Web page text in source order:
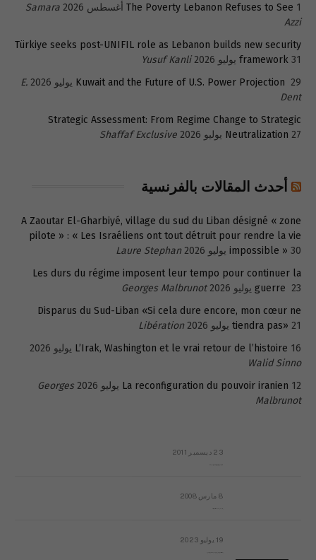
The Poverty Lebanon Refuses to See 1 أغسطس 2026
Samara
Azzi
Türkiye seeks post-UNIFIL role as Lebanon builds new security
framework 31 يوليو 2026
Yusuf Kanli
Kuwait and the Future of U.S. Power Projection 29 يوليو 2026
E.
Dent
Strategic Assessment: From Regime Change to Strategic
Neutralization 27 يوليو 2026 Shaffaf Exclusive
أحدث المقالات بالفرنسية
A Zaoutar El-Gharbiyé, village du sud du Liban désigné « zone
pilote » : « Les Israéliens ont tout détruit pour rendre la vie
impossible » 30 يوليو 2026
Laure Stephan
Les durs du régime imposent leur tempo pour continuer la
guerre 23 يوليو 2026
Georges Malbrunot
Disparus du Sud-Liban «Si cela dure encore, mon cœur ne
tiendra pas» 21 يوليو 2026
Libération
L’Irak, Washington et le vrai retour de l’histoire 16 يوليو 2026
Walid Sinno
La reconfiguration du pouvoir iranien 12 يوليو 2026
Georges
Malbrunot
23 ديسمبر 2011
8 مارس 2008
19 يوليو 2023